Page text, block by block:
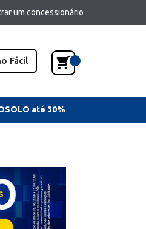
um concessionário
Fácil
até 30%